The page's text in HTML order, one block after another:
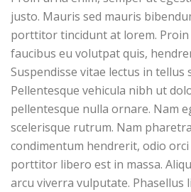
justo. Mauris sed mauris
porttitor tincidunt at lorem. Proin
faucibus eu volutpat quis,
Suspendisse vitae lectus in tellus
Pellentesque vehicula nibh ut
pellentesque nulla ornare. Nam
scelerisque rutrum. Nam
condimentum hendrerit, odio
porttitor libero est in massa.
arcu viverra vulputate. Phasellus